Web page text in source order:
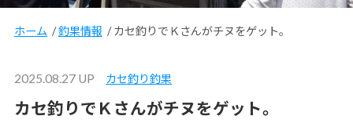
ホーム /釣果情報 /カセ釣りでＫさんがチヌをゲット。
2025.08.27 UP カセ釣り釣果
カセ釣りでＫさんがチヌをゲット。